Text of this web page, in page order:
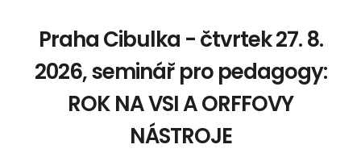
Praha Cibulka - čtvrtek 27. 8.
2026, seminář pro pedagogy:
ROK NA VSI A ORFFOVY
NÁSTROJE